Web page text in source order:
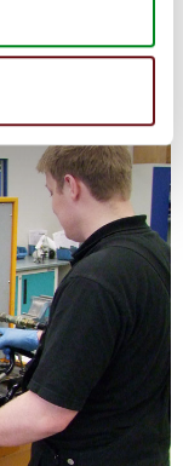
Auf diese